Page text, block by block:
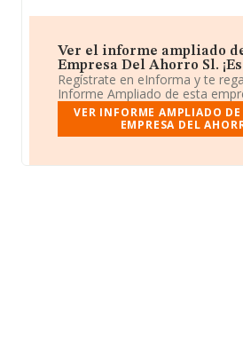
Ver el informe ampliado
Empresa Del Ahorro Sl.
Regístrate en eInforma y te
Informe Ampliado de esta
VER INFORME AMPLIADO
EMPRESA DEL